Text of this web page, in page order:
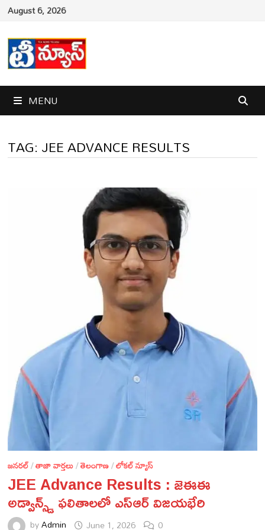
Skip
content
August 6, 2026
MENU
TAG:JEE ADVANCE RESULTS
జనరల్/తాజా వార్తలు/తెలంగాణ/లోకల్ న్యూస్
JEE Advance Results : జెఈఈ
అడ్వాన్స్డ్ ఫలితాలలో ఎస్ఆర్ విజయభేరి
byAdmin June 1, 2026 0